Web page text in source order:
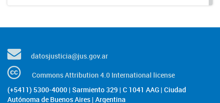
datosjusticia@jus.gov.ar
Commons Attribution 4.0 International license
(+5411) 5300-4000 | Sarmiento 329 | C 1041 AAG | Ciudad
Autónoma de Buenos Aires | Argentina